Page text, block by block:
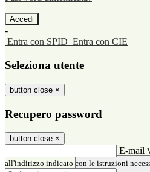
-
Entra con SPID Entra con CIE
Seleziona utente
button close ×
Recupero password
button close ×
E-mail
all'indirizzo indicato con le istruzioni